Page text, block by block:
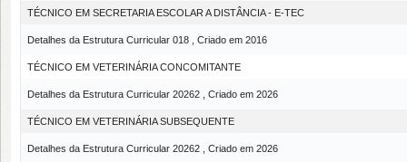
TÉCNICO EM SECRETARIA ESCOLAR A DISTÂNCIA - E-TEC
Detalhes da Estrutura Curricular 018 , Criado em 2016
TÉCNICO EM VETERINÁRIA CONCOMITANTE
Detalhes da Estrutura Curricular 20262 , Criado em 2026
TÉCNICO EM VETERINÁRIA SUBSEQUENTE
Detalhes da Estrutura Curricular 20262 , Criado em 2026